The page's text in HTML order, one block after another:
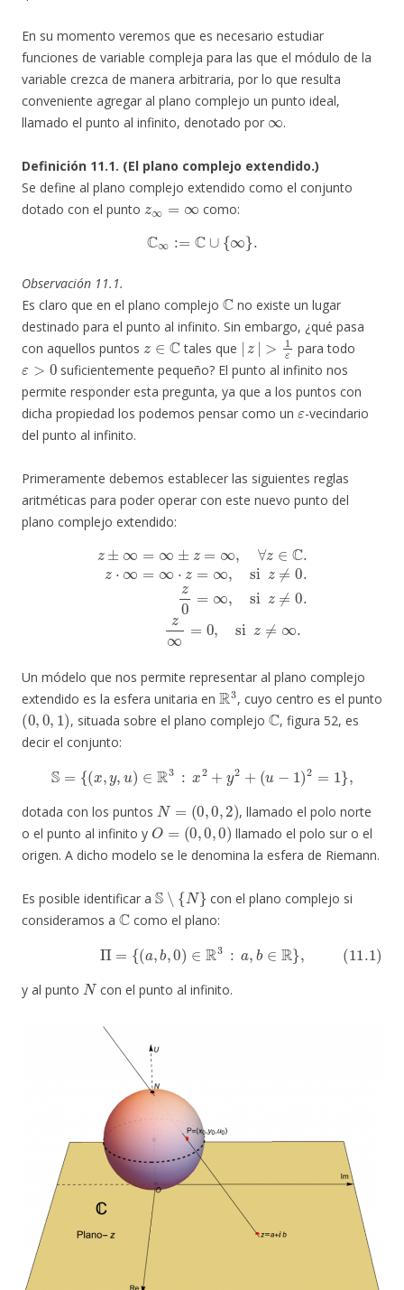
En su momento veremos que es necesario estudiar
funciones de variable compleja para las que el módulo de la
variable crezca de manera arbitraria, por lo que resulta
conveniente agregar al plano complejo un punto ideal,
llamado el punto al infinito, denotado por
∞
.
Definición 11.1. (El plano complejo extendido.)
Se define al plano complejo extendido como el conjunto
dotado con el punto
z∞=∞
como:
∞ C∪ { ∞}.
Observación 11.1.
Es claro que en el plano complejo
C
no existe un lugar
destinado para el punto al infinito. Sin embargo, ¿qué pasa
con aquellos puntos
z∈ C
tales que
|z|>1ε
para todo
ε>0
suficientemente pequeño? El punto al infinito nos
permite responder esta pregunta, ya que a los puntos con
dicha propiedad los podemos pensar como un
ε
-vecindario
del punto al infinito.
Primeramente debemos establecer las siguientes reglas
aritméticas para poder operar con este nuevo punto del
plano complejo extendido:
∞ ∀ z∈ z⋅∞ = ∞⋅ ∞,si ≠0.z0 =∞
0 , siz ∞.
Un módelo que nos permite representar al plano complejo
extendido es la esfera unitaria en
R3
, cuyo centro es el punto
(0,0,1)
, situada sobre el plano complejo
C
, figura 52, es
decir el conjunto:
S y, u) ∈R 2+ y + u − =1}
dotada con los puntos
N= 0 2
, llamado el polo norte
o el punto al infinito y
O= ,0,0)
llamado el polo sur o el
origen. A dicho modelo se le denomina la esfera de Riemann.
Es posible identificar a
S ∖ N}
con el plano complejo si
consideramos a
C
como el plano:
(11.1)Π ={ a,b,0)∈ , ∈R}
y al punto
N
con el punto al infinito.